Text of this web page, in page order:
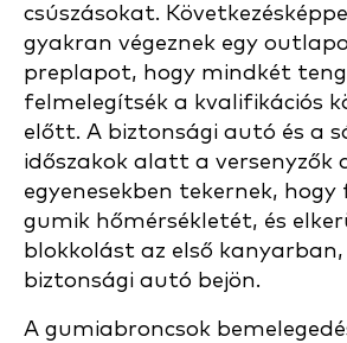
csúszásokat.
gyakran végeznek egy
preplapot, hogy mindkét
felmelegítsék a kvalifikációs
előtt. A biztonsági autó és a
időszakok alatt a versenyzők
egyenesekben tekernek,
gumik hőmérsékletét, és
blokkolást az első
biztonsági autó bejön.
A gumiabroncsok